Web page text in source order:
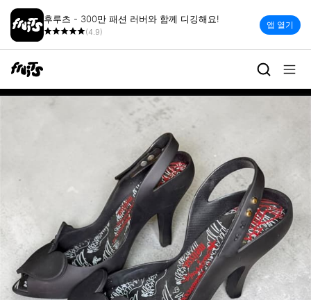
후루츠 - 300만 패션 러버와 함께 디깅해요!
(4.9)
앱 열기